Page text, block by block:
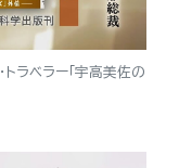
ラベラー「宇高美佐の